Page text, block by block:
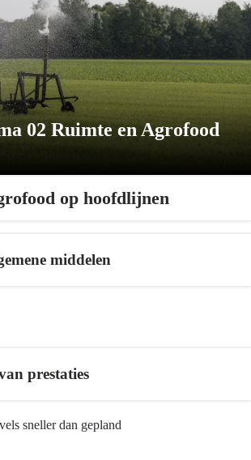
02 Ruimte en Agrofood
op hoofdlijnen
middelen
prestaties
sneller dan gepland